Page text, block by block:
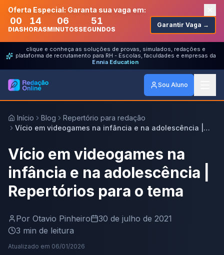
Oferta Especial: Garanta sua vaga em:
00
DIAS
14
HORAS
06
MINUTOS
51
SEGUNDOS
Garantir Vaga →
clique e conheça as soluções de provas, simulados, redações e
plataforma de recrutamento para RH - Escolas, faculdades e empresas da
Ennia Education
Sou Aluno
Início Blog
Repertório para redação
Vício em videogames na infância e na adolescência |
Vício em videogames na
infância e na adolescência |
Repertórios para o tema
Por Otavio Pinheiro
30 de julho de 2021
3 min de leitura
Atualizado em 06/01/2026